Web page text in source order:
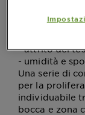
Imperfezioni
- attrito del
- umidità e
Una serie di
per la
individuabile
bocca e zona